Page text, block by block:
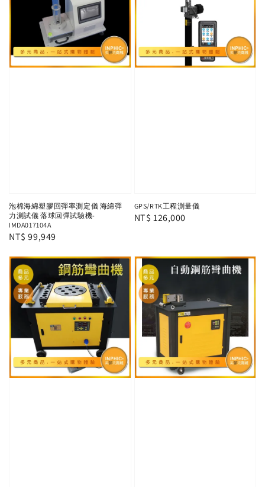
泡棉海綿塑膠回彈率測定儀 海綿彈
力測試儀 落球回彈試驗機-
IMDA017104A
Regular
NT$ 99,949
GPS/RTK工程測量儀
Regular
NT$ 126,000